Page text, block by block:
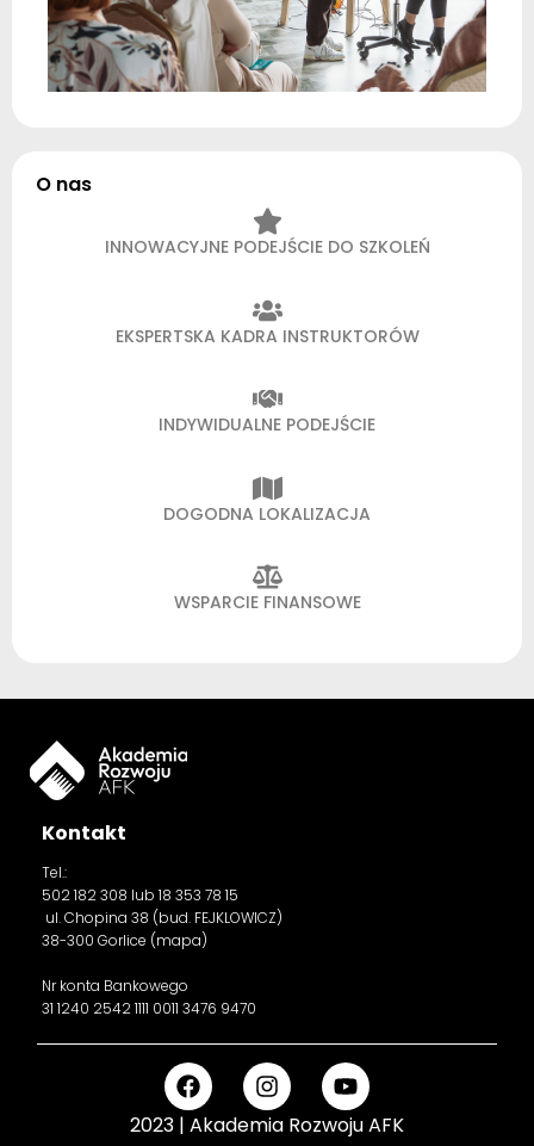
O nas
INNOWACYJNE PODEJŚCIE DO SZKOLEŃ
EKSPERTSKA KADRA INSTRUKTORÓW
INDYWIDUALNE PODEJŚCIE
DOGODNA LOKALIZACJA
WSPARCIE FINANSOWE
Kontakt
Tel.:
502 182 308 lub 18 353 78 15
ul. Chopina 38 (bud. FEJKLOWICZ)
38-300 Gorlice (mapa)
Nr konta Bankowego
31 1240 2542 1111 0011 3476 9470
2023 | Akademia Rozwoju AFK